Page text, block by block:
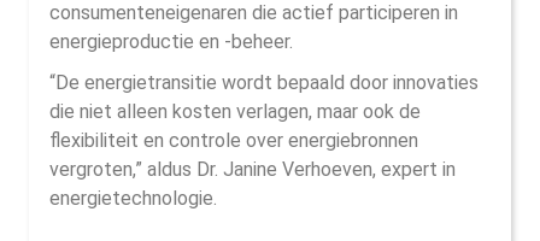
consumenteneigenaren die actief participeren in
energieproductie en -beheer.
“De energietransitie wordt bepaald door innovaties
die niet alleen kosten verlagen, maar ook de
flexibiliteit en controle over energiebronnen
vergroten,” aldus Dr. Janine Verhoeven, expert in
energietechnologie.